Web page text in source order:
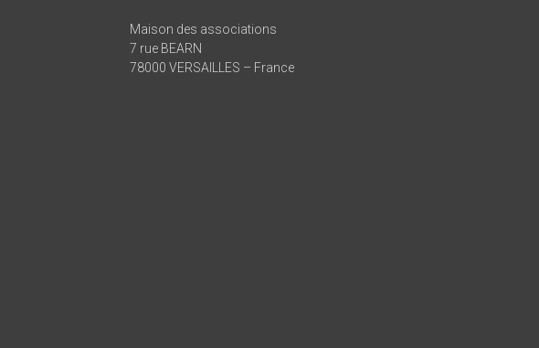
Maison des associations
7 rue BEARN
78000 VERSAILLES – France